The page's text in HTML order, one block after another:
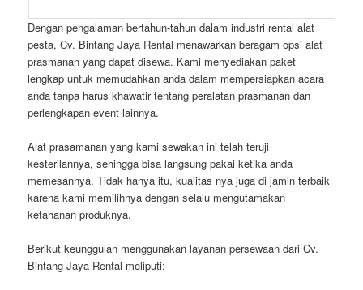
Dengan pengalaman bertahun-tahun dalam industri rental alat
pesta, Cv. Bintang Jaya Rental menawarkan beragam opsi alat
prasmanan yang dapat disewa. Kami menyediakan paket
lengkap untuk memudahkan anda dalam mempersiapkan acara
anda tanpa harus khawatir tentang peralatan prasmanan dan
perlengkapan event lainnya.
Alat prasamanan yang kami sewakan ini telah teruji
kesterilannya, sehingga bisa langsung pakai ketika anda
memesannya. Tidak hanya itu, kualitas nya juga di jamin terbaik
karena kami memilihnya dengan selalu mengutamakan
ketahanan produknya.
Berikut keunggulan menggunakan layanan persewaan dari Cv.
Bintang Jaya Rental meliputi: